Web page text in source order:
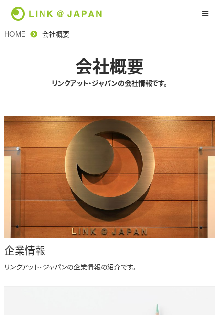
HOME 会社概要
会社概要
リンクアット・ジャパンの会社情報です。
企業情報
リンクアット・ジャパンの企業情報の紹介です。